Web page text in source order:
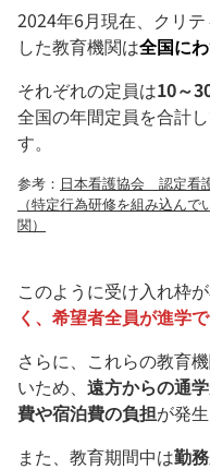
2024年6月現在、クリ
した教育機関は全国に
それぞれの定員は10～
全国の年間定員を合計
す。
参考： 日本看護協会 認定看
（特定行為研修を組み込ん
関）
このように受け入れ枠が
く、希望者全員が進学
さらに、これらの教育
いため、 遠方からの通
費や宿泊費の負担が発生
また、教育期間中は勤